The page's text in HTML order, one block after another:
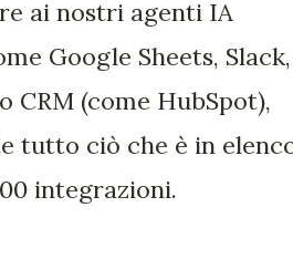
ai nostri agenti IA
Google Sheets, Slack,
CRM (come HubSpot),
tutto ciò che è in
integrazioni.